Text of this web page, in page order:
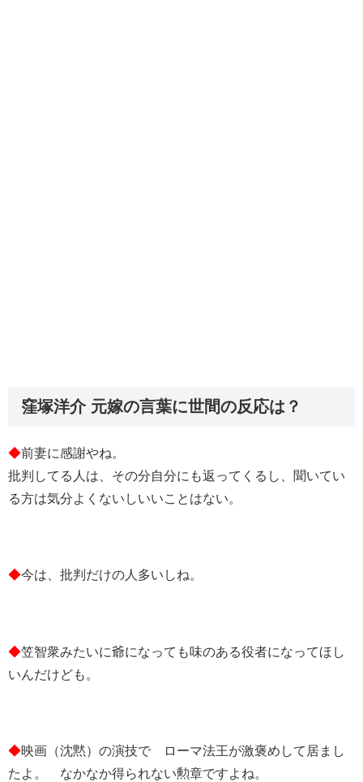
窪塚洋介 元嫁の言葉に世間の反応は？
◆前妻に感謝やね。
批判してる人は、その分自分にも返ってくるし、聞いてい
る方は気分よくないしいいことはない。
◆今は、批判だけの人多いしね。
◆笠智衆みたいに爺になっても味のある役者になってほし
いんだけども。
◆映画（沈黙）の演技で ローマ法王が激褒めして居まし
たよ。 なかなか得られない勲章ですよね。